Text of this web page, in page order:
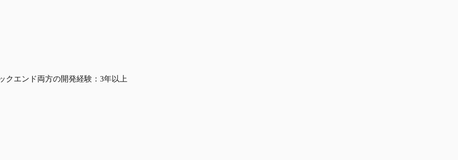
クエンド両方の開発経験：3年以上